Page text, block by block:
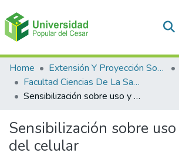
Communities & Collections
All of DSpace
Home Extensión Y Proyección Social
Facultad Ciencias De La Salud
Sensibilización sobre uso y abuso del celular
Sensibilización sobre
del celular